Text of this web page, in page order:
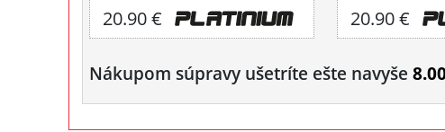
20.90 € 20.90 €
Nákupom súpravy ušetríte ešte navyše